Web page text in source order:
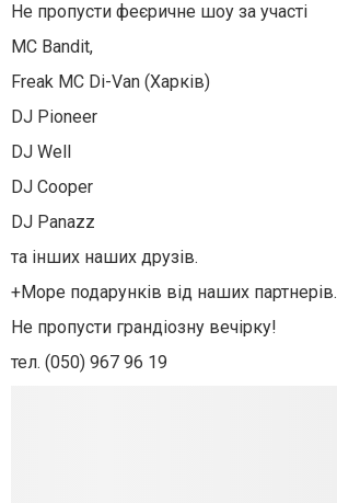
Не пропусти феєричне шоу за участі
MC Bandit,
Freak MC Di-Van (Харків)
DJ Pioneer
DJ Well
DJ Cooper
DJ Panazz
та інших наших друзів.
+Море подарунків від наших партнерів.
Не пропусти грандіозну вечірку!
тел. (050) 967 96 19